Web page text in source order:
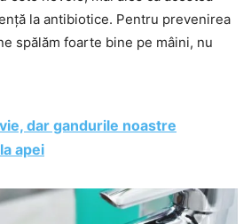
la antibiotice. Pentru prevenirea
spălăm foarte bine pe mâini, nu
dar gandurile noastre
apei